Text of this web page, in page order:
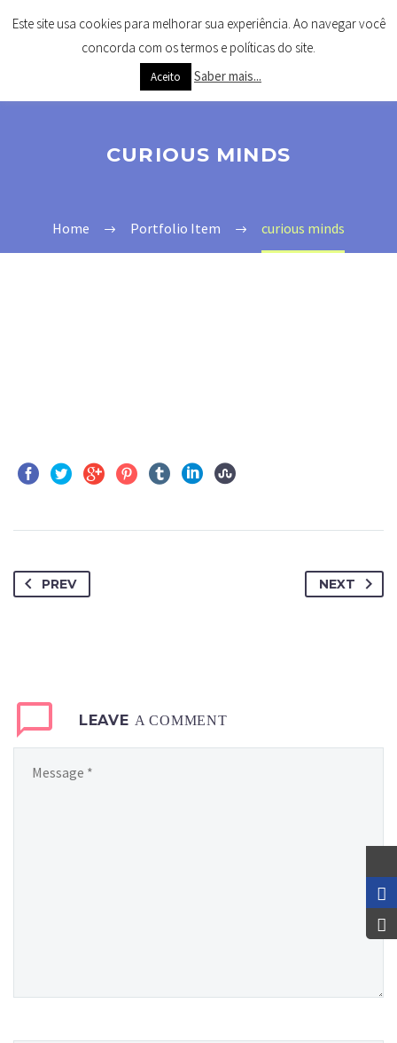
CURIOUS MINDS
Home Portfolio Item curious minds
PREV NEXT
LEAVE A COMMENT
Este site usa cookies para melhorar sua experiência. Ao navegar você
concorda com os termos e políticas do site.
Aceito Saber mais...